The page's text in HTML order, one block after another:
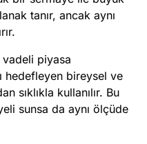
tanır, ancak aynı
vadeli piyasa
hedefleyen bireysel ve
sıklıkla kullanılır. Bu
sunsa da aynı ölçüde